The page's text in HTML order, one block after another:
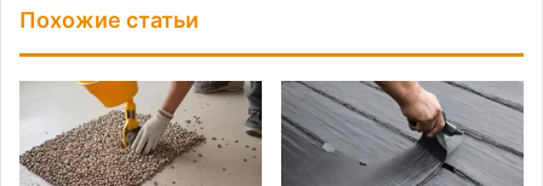
Похожие статьи